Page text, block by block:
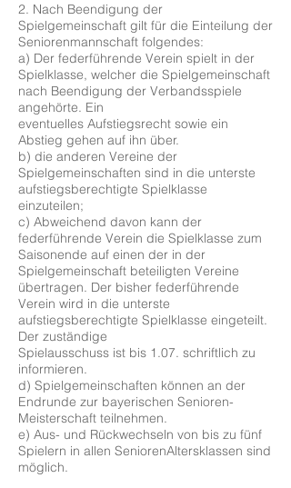
2. Nach Beendigung der
Spielgemeinschaft gilt für die Einteilung der
Seniorenmannschaft folgendes:
a) Der federführende Verein spielt in der
Spielklasse, welcher die Spielgemeinschaft
nach Beendigung der Verbandsspiele
angehörte. Ein
eventuelles Aufstiegsrecht sowie ein
Abstieg gehen auf ihn über.
b) die anderen Vereine der
Spielgemeinschaften sind in die unterste
aufstiegsberechtigte Spielklasse
einzuteilen;
c) Abweichend davon kann der
federführende Verein die Spielklasse zum
Saisonende auf einen der in der
Spielgemeinschaft beteiligten Vereine
übertragen. Der bisher federführende
Verein wird in die unterste
aufstiegsberechtigte Spielklasse eingeteilt.
Der zuständige
Spielausschuss ist bis 1.07. schriftlich zu
informieren.
d) Spielgemeinschaften können an der
Endrunde zur bayerischen Senioren-
Meisterschaft teilnehmen.
e) Aus- und Rückwechseln von bis zu fünf
Spielern in allen SeniorenAltersklassen sind
möglich.